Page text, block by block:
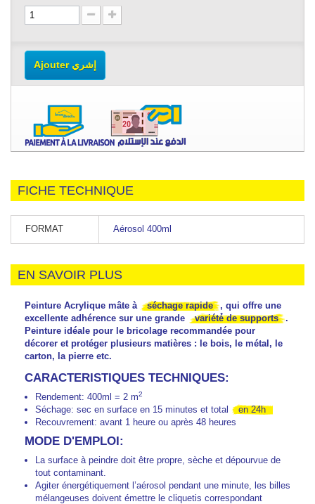
Ajouter إشري
FICHE TECHNIQUE
FORMAT Aérosol 400ml
EN SAVOIR PLUS
Peinture Acrylique mâte à séchage rapide
, qui offre une
excellente adhérence sur une grande
variété́ de supports
.
Peinture idéale pour le bricolage recommandée pour
décorer et protéger plusieurs matières : le bois, le métal, le
carton, la pierre etc.
CARACTERISTIQUES TECHNIQUES:
Rendement: 400ml = 2 m2
Séchage: sec en surface en 15 minutes et total
en 24h
Recouvrement: avant 1 heure ou après 48 heures
MODE D'EMPLOI:
La surface à peindre doit être propre, sèche et dépourvue de
tout contaminant.
Agiter énergétiquement l’aérosol pendant une minute, les billes
mélangeuses doivent émettre le cliquetis correspondant